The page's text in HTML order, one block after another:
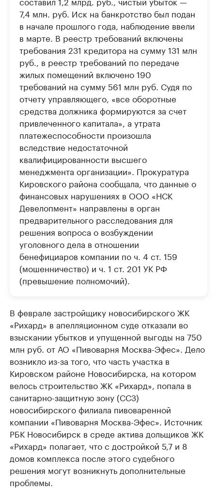
7,4 млн. руб. Иск на банкротство был подан
в начале прошлого года, наблюдение ввели
в марте. В реестр требований включены
требования 231 кредитора на сумму 131 млн
руб., в реестр требований по передаче
жилых помещений включено 190
требований на сумму 561 млн руб. Судя по
отчету управляющего, «все оборотные
средства должника формируются за счет
привлеченного капитала», а утрата
платежеспособности произошла
вследствие недостаточной
квалифицированности высшего
менеджмента организации». Прокуратура
Кировского района сообщала, что данные о
финансовых нарушениях в ООО «НСК
Девелопмент» направлены в орган
предварительного расследования для
решения вопроса о возбуждении
уголовного дела в отношении
бенефициаров компании по ч. 4 ст. 159
(мошенничество) и ч. 1 ст. 201 УК РФ
(превышение полномочий).
В феврале застройщику новосибирского ЖК
«Рихард» в апелляционном суде отказали во
взыскании убытков и упущенной выгоды на 750
млн руб. от АО «Пивоварня Москва-Эфес». Дело
возникло из-за того, что часть участка в
Кировском районе Новосибирска, на котором
велось строительство ЖК «Рихард», попала в
санитарно-защитную зону (ССЗ)
новосибирского филиала пивоваренной
компании «Пивоварня Москва-Эфес». Источник
РБК Новосибирск в среде актива дольщиков ЖК
«Рихард» полагает, что с достройкой 5,7 и 8
домов комплекса после этого судебного
решения могут возникнуть дополнительные
проблемы.